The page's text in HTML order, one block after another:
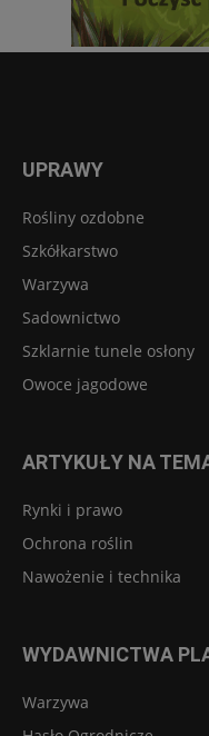
UPRAWY
Rośliny ozdobne
Szkółkarstwo
Warzywa
Sadownictwo
Szklarnie tunele osłony
Owoce jagodowe
ARTYKUŁY NA
Rynki i prawo
Ochrona roślin
Nawożenie i technika
WYDAWNICTWA
Warzywa